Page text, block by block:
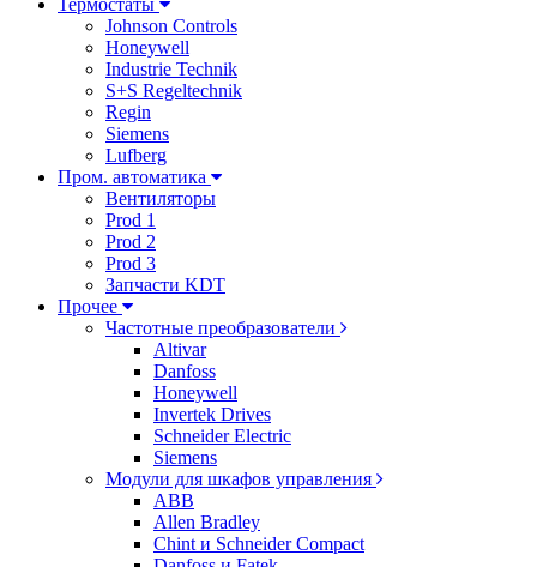
Термостаты
Johnson Controls
Honeywell
Industrie Technik
S+S Regeltechnik
Regin
Siemens
Lufberg
Пром. автоматика
Вентиляторы
Prod 1
Prod 2
Prod 3
Запчасти KDT
Прочее
Частотные преобразователи
Altivar
Danfoss
Honeywell
Invertek Drives
Schneider Electric
Siemens
Модули для шкафов управления
ABB
Allen Bradley
Chint и Schneider Compact